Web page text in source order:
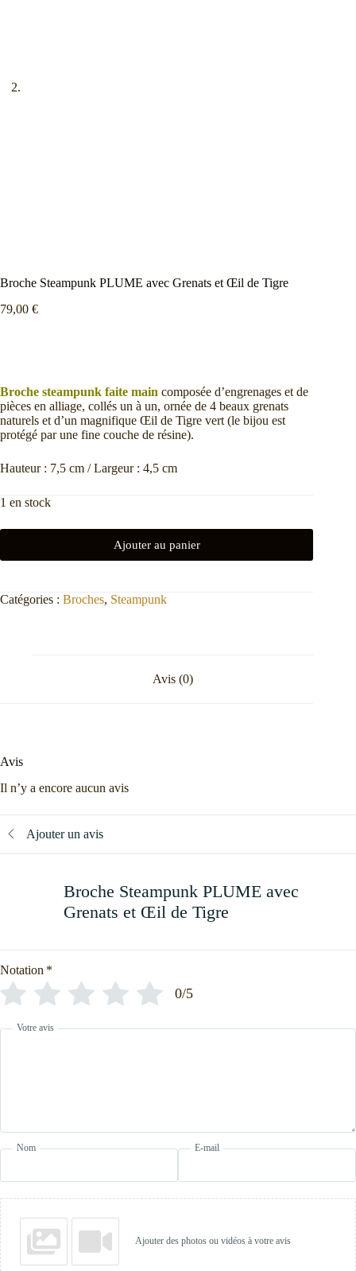
Broche Steampunk PLUME avec Grenats et Œil de Tigre
79,00 €
Broche steampunk faite main composée d’engrenages et de
pièces en alliage, collés un à un, ornée de 4 beaux grenats
naturels et d’un magnifique Œil de Tigre vert (le bijou est
protégé par une fine couche de résine).
Hauteur : 7,5 cm / Largeur : 4,5 cm
1 en stock
Ajouter au panier
Catégories : Broches, Steampunk
Avis (0)
Avis
Il n’y a encore aucun avis
Ajouter un avis
Broche Steampunk PLUME avec
Grenats et Œil de Tigre
Notation *
0/5
Votre avis
Nom E-mail
Ajouter des photos ou vidéos à votre avis